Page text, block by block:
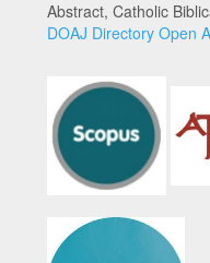
Abstract, Catholic
DOAJ Directory Open